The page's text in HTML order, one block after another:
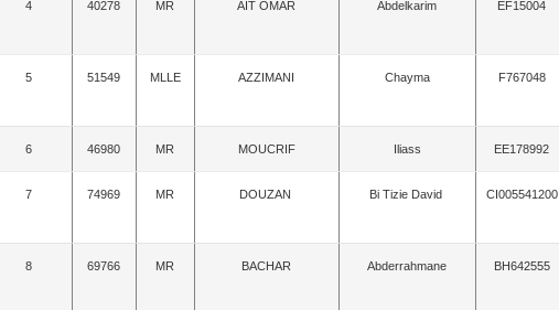
4 40278 MR AIT OMAR Abdelkarim EF15004
5 51549 MLLE AZZIMANI Chayma F767048
6 46980 MR MOUCRIF Iliass EE178992
7 74969 MR DOUZAN Bi Tizie David CI005541200
8 69766 MR BACHAR Abderrahmane BH642555